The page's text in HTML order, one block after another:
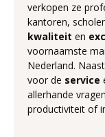
verkopen ze
kantoren,
kwaliteit en
voornaamste
Nederland.
voor de service
allerhande
productiviteit of